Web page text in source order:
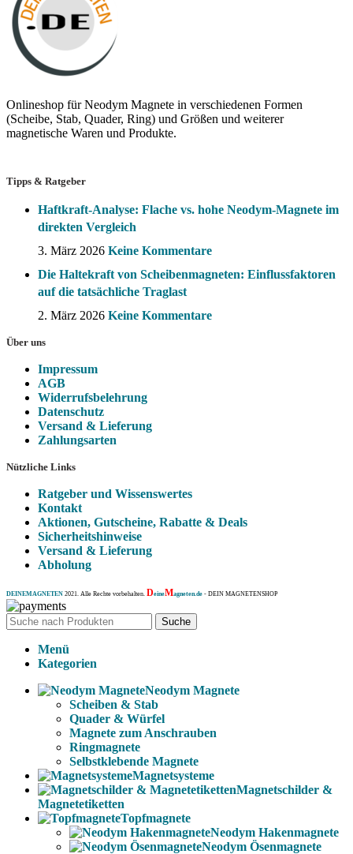
Onlineshop für Neodym Magnete in verschiedenen Formen
(Scheibe, Stab, Quader, Ring) und Größen und weiterer
magnetische Waren und Produkte.
Tipps & Ratgeber
Haftkraft-Analyse: Flache vs. hohe Neodym-Magnete im
direkten Vergleich
3. März 2026 Keine Kommentare
Die Haltekraft von Scheibenmagneten: Einflussfaktoren
auf die tatsächliche Traglast
2. März 2026 Keine Kommentare
Über uns
Impressum
AGB
Widerrufsbelehrung
Datenschutz
Versand & Lieferung
Zahlungsarten
Nützliche Links
Ratgeber und Wissenswertes
Kontakt
Aktionen, Gutscheine, Rabatte & Deals
Sicherheitshinweise
Versand & Lieferung
Abholung
DEINEMAGNETEN 2021. Alle Rechte vorbehalten. DeineMagneten.de - DEIN MAGNETENSHOP
Suche
Menü
Kategorien
Neodym Magnete
Scheiben & Stab
Quader & Würfel
Magnete zum Anschrauben
Ringmagnete
Selbstklebende Magnete
Magnetsysteme
Magnetschilder &
Magnetetiketten
Topfmagnete
Neodym Hakenmagnete
Neodym Ösenmagnete